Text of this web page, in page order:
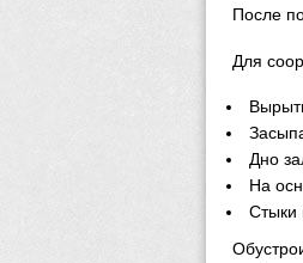
После
Для
Дно
На
Стыки